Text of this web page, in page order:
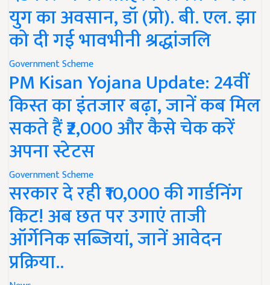
युग का अवसान, डॉ (प्रो). बी. एल. झा
को दी गई भावभीनी श्रद्धांजलि
Government Scheme
PM Kisan Yojana Update: 24वीं
किस्त का इंतजार बढ़ा, जानें कब मिल
सकते हैं ₹2,000 और कैसे चेक करें
अपना स्टेटस
Government Scheme
सरकार दे रही ₹10,000 की गार्डनिंग
किट! अब छत पर उगाएं ताजी
ऑर्गेनिक सब्जियां, जानें आवेदन
प्रक्रिया..